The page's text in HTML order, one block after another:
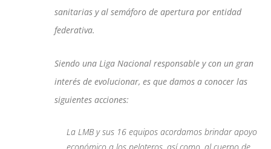
sanitarias y al semáforo de apertura por entidad
federativa.
Siendo una Liga Nacional responsable y con un gran
interés de evolucionar, es que damos a conocer las
siguientes acciones:
La LMB y sus 16 equipos acordamos brindar apoyo
económico a los peloteros, así como, al cuerpo de